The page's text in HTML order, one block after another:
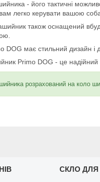
- його тактичні
легко керувати вашою
також оснащений
DOG має стильний дизайн і
Primo DOG - це
розрахований на коло
СКЛО ДЛЯ